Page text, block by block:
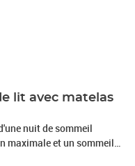
lit avec matelas
nuit de sommeil
maximale et un sommeil
de qualité supérieure est